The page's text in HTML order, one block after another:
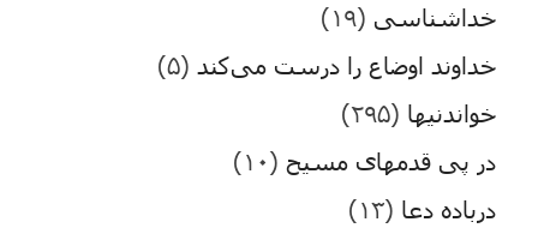
خداشناسی (۱۹)
خداوند اوضاع را درست می‌کند (۵)
خواندنیها (۲۹۵)
در پی قدمهای مسیح (۱۰)
درباده دعا (۱۳)